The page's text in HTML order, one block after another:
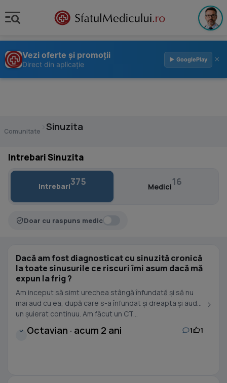
Vezi oferte și promoții
Direct din aplicație
▶ GooglePlay ×
Comunitate Sinuzita
Intrebari Sinuzita
Intrebari375 Medici16
Doar cu raspuns medic
Dacă am fost diagnosticat cu sinuzită cronică
la toate sinusurile ce riscuri îmi asum dacă mă
expun la frig ?
Am inceput să simt urechea stângă înfundată și să nu
mai aud cu ea, după care s-a înfundat și dreapta și aud
un șuierat continuu. Am făcut un CT...
O Octavian · acum 2 ani 1 1